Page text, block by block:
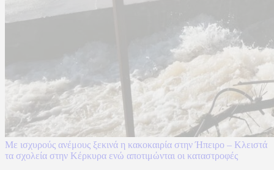
Με ισχυρούς ανέμους ξεκινά η κακοκαιρία στην Ήπειρο – Κλειστά
τα σχολεία στην Κέρκυρα ενώ αποτιμώνται οι καταστροφές